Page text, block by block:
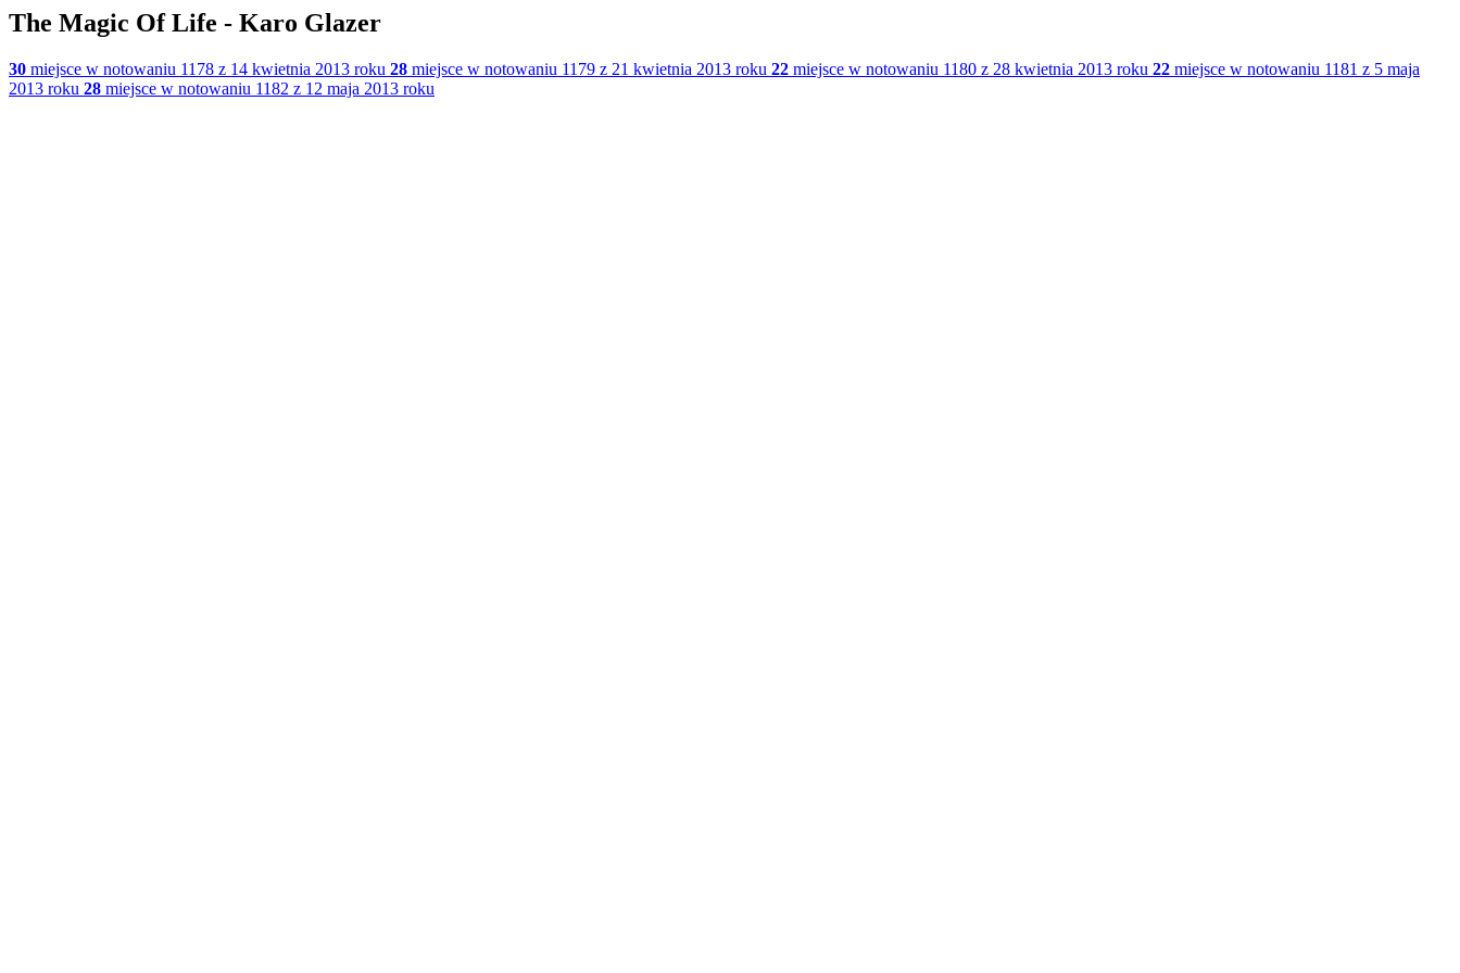
The Magic Of Life - Karo Glazer
30 miejsce w notowaniu 1178 z 14 kwietnia 2013 roku 28 miejsce w notowaniu 1179 z 21 kwietnia 2013 roku 22 miejsce w notowaniu 1180 z 28 kwietnia 2013 roku 22 miejsce w notowaniu 1181 z 5 maja
2013 roku 28 miejsce w notowaniu 1182 z 12 maja 2013 roku